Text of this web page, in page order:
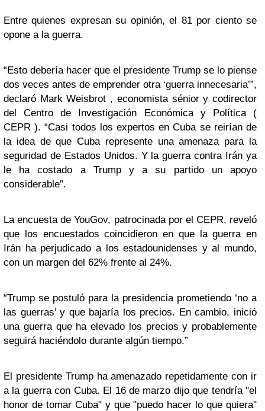
Entre quienes expresan su opinión, el 81 por ciento se
opone a la guerra.
“Esto debería hacer que el presidente Trump se lo piense
dos veces antes de emprender otra ‘guerra innecesaria’”,
declaró Mark Weisbrot , economista sénior y codirector
del Centro de Investigación Económica y Política (
CEPR ). “Casi todos los expertos en Cuba se reirían de
la idea de que Cuba represente una amenaza para la
seguridad de Estados Unidos. Y la guerra contra Irán ya
le ha costado a Trump y a su partido un apoyo
considerable”.
La encuesta de YouGov, patrocinada por el CEPR, reveló
que los encuestados coincidieron en que la guerra en
Irán ha perjudicado a los estadounidenses y al mundo,
con un margen del 62% frente al 24%.
“Trump se postuló para la presidencia prometiendo ‘no a
las guerras’ y que bajaría los precios. En cambio, inició
una guerra que ha elevado los precios y probablemente
seguirá haciéndolo durante algún tiempo.”
El presidente Trump ha amenazado repetidamente con ir
a la guerra con Cuba. El 16 de marzo dijo que tendría "el
honor de tomar Cuba" y que "puedo hacer lo que quiera"